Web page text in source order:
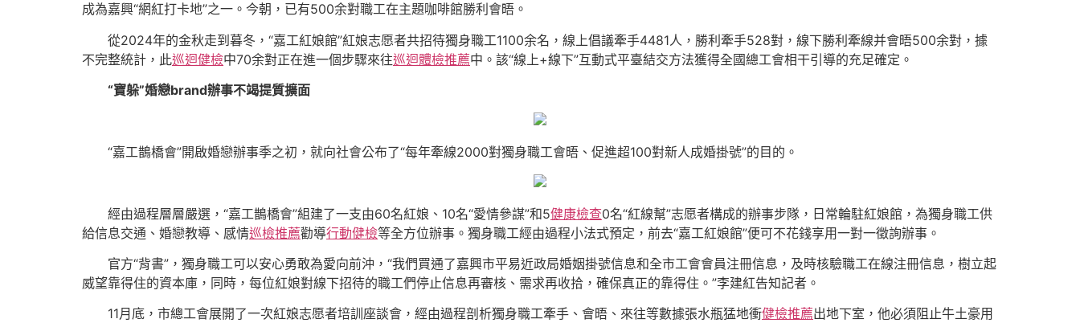
成為嘉興“網紅打卡地”之一。今朝，已有500余對職工在主題咖啡館勝利會晤。
從2024年的金秋走到暮冬，“嘉工紅娘館”紅娘志愿者共招待獨身職工1100余名，線上倡議牽手4481人，勝利牽手528對，線下勝利牽線并會晤500余對，據
不完整統計，此巡迴健檢中70余對正在進一個步驟來往巡迴體檢推薦中。該“線上+線下”互動式平臺結交方法獲得全國總工會相干引導的充足確定。
“寶躲”婚戀brand辦事不竭提質擴面
“嘉工鵲橋會”開啟婚戀辦事季之初，就向社會公布了“每年牽線2000對獨身職工會晤、促進超100對新人成婚掛號”的目的。
經由過程層層嚴選，“嘉工鵲橋會”組建了一支由60名紅娘、10名“愛情參謀”和5健康檢查0名“紅線幫”志愿者構成的辦事步隊，日常輪駐紅娘館，為獨身職工供
給信息交通、婚戀教導、感情巡檢推薦勸導行動健檢等全方位辦事。獨身職工經由過程小法式預定，前去“嘉工紅娘館”便可不花錢享用一對一徵詢辦事。
官方“背書”，獨身職工可以安心勇敢為愛向前沖，“我們買通了嘉興市平易近政局婚姻掛號信息和全市工會會員注冊信息，及時核驗職工在線注冊信息，樹立起
威望靠得住的資本庫，同時，每位紅娘對線下招待的職工們停止信息再審核、需求再收拾，確保真正的靠得住。”李建紅告知記者。
11月底，市總工會展開了一次紅娘志愿者培訓座談會，經由過程剖析獨身職工牽手、會晤、來往等數據張水瓶猛地衝健檢推薦出地下室，他必須阻止牛土豪用